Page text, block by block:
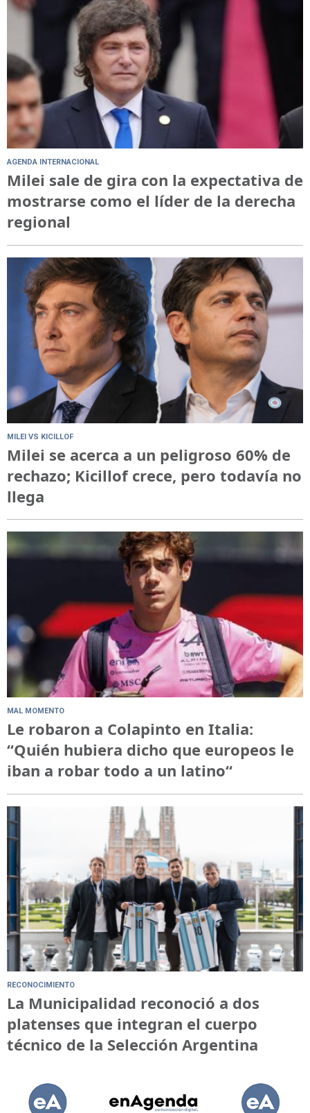
AGENDA INTERNACIONAL
Milei sale de gira con la expectativa de
mostrarse como el líder de la derecha
regional
MILEI VS KICILLOF
Milei se acerca a un peligroso 60% de
rechazo; Kicillof crece, pero todavía no
llega
MAL MOMENTO
Le robaron a Colapinto en Italia:
“Quién hubiera dicho que europeos le
iban a robar todo a un latino“
RECONOCIMIENTO
La Municipalidad reconoció a dos
platenses que integran el cuerpo
técnico de la Selección Argentina